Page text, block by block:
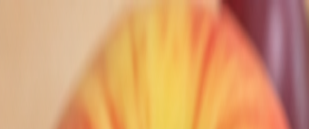
Nedeľa, 9. augusta 2026 Meniny má Ľubomíra